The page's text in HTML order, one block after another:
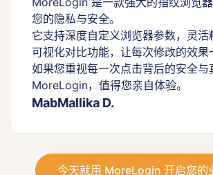
您的隐私与安全。
它支持深度自定义浏览器参数，灵活
可视化对比功能，让每次修改的效果
如果您重视每一次点击背后的安全
MoreLogin，值得您亲自体验。
MabMallika D.
今天就用 MoreLogin 开启您的